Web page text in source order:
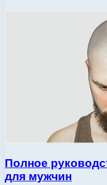
Полное
для мужчин